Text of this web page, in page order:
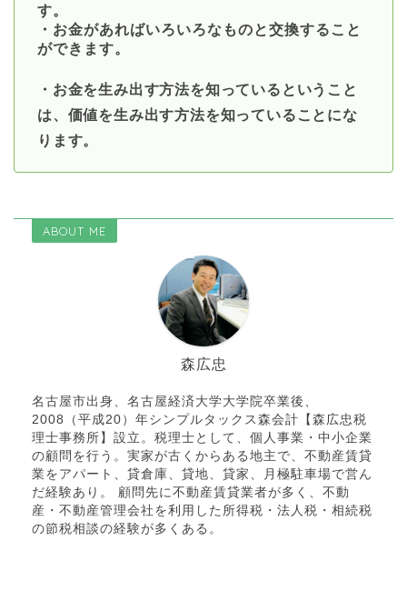
す。
・お金があればいろいろなものと交換すること
ができます。
・お金を生み出す方法を知っているということ
は、価値を生み出す方法を知っていることにな
ります。
ABOUT ME
森広忠
名古屋市出身、名古屋経済大学大学院卒業後、
2008（平成20）年シンプルタックス森会計【森広忠税
理士事務所】設立。税理士として、個人事業・中小企業
の顧問を行う。実家が古くからある地主で、不動産賃貸
業をアパート、貸倉庫、貸地、貸家、月極駐車場で営ん
だ経験あり。 顧問先に不動産賃貸業者が多く、不動
産・不動産管理会社を利用した所得税・法人税・相続税
の節税相談の経験が多くある。